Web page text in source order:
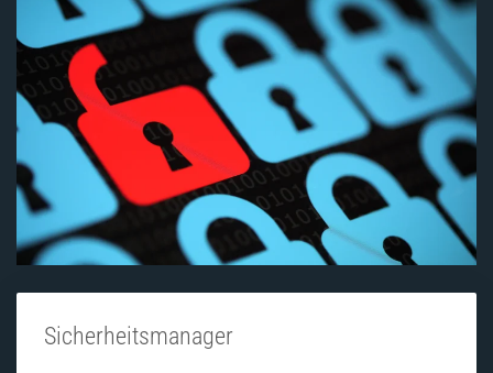
Sicherheitsmanager